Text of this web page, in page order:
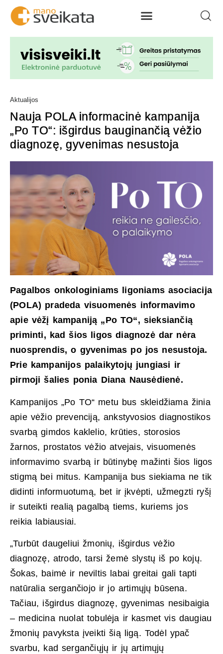
Aktualijos
Nauja POLA informacinė kampanija
„Po TO“: išgirdus bauginančią vėžio
diagnozę, gyvenimas nesustoja
Pagalbos onkologiniams ligoniams asociacija
(POLA) pradeda visuomenės informavimo
apie vėžį kampaniją „Po TO“, sieksiančią
priminti, kad šios ligos diagnozė dar nėra
nuosprendis, o gyvenimas po jos nesustoja.
Prie kampanijos palaikytojų jungiasi ir
pirmoji šalies ponia Diana Nausėdienė.
Kampanijos „Po TO“ metu bus skleidžiama žinia
apie vėžio prevenciją, ankstyvosios diagnostikos
svarbą gimdos kaklelio, krūties, storosios
žarnos, prostatos vėžio atvejais, visuomenės
informavimo svarbą ir būtinybę mažinti šios ligos
stigmą bei mitus. Kampanija bus siekiama ne tik
didinti informuotumą, bet ir įkvėpti, užmegzti ryšį
ir suteikti realią pagalbą tiems, kuriems jos
reikia labiausiai.
„Turbūt daugeliui žmonių, išgirdus vėžio
diagnozę, atrodo, tarsi žemė slystų iš po kojų.
Šokas, baimė ir neviltis labai greitai gali tapti
natūralia sergančiojo ir jo artimųjų būsena.
Tačiau, išgirdus diagnozę, gyvenimas nesibaigia
– medicina nuolat tobulėja ir kasmet vis daugiau
žmonių pavyksta įveikti šią ligą. Todėl ypač
svarbu, kad sergančiųjų ir jų artimųjų